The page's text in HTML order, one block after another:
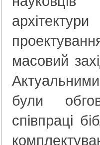
масовий
були
співпраці